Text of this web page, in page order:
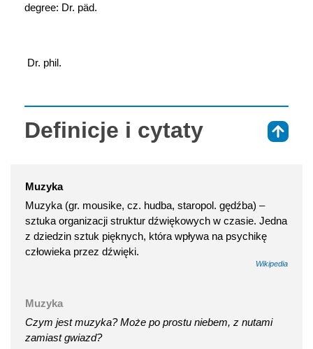
degree: Dr. päd.
Dr. phil.
Definicje i cytaty
Muzyka
Muzyka (gr. mousike, cz. hudba, staropol. gędźba) –
sztuka organizacji struktur dźwiękowych w czasie. Jedna
z dziedzin sztuk pięknych, która wpływa na psychikę
człowieka przez dźwięki.
Wikipedia
Muzyka
Czym jest muzyka? Może po prostu niebem, z nutami
zamiast gwiazd?